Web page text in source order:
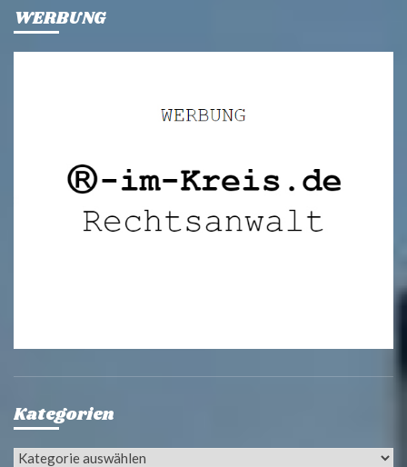
WERBUNG
Kategorien
Kategorien